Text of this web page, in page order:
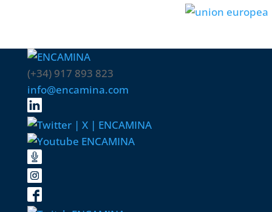
(+34) 917 893 823
info@encamina.com